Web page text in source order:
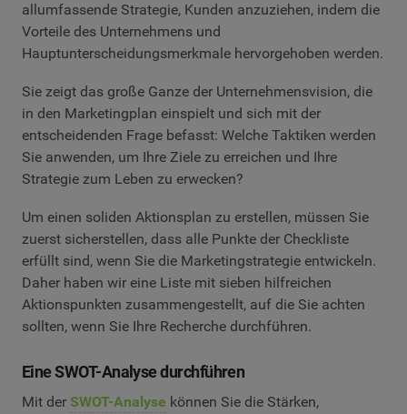
allumfassende Strategie, Kunden anzuziehen, indem die
Vorteile des Unternehmens und
Hauptunterscheidungsmerkmale hervorgehoben werden.
Sie zeigt das große Ganze der Unternehmensvision, die
in den Marketingplan einspielt und sich mit der
entscheidenden Frage befasst: Welche Taktiken werden
Sie anwenden, um Ihre Ziele zu erreichen und Ihre
Strategie zum Leben zu erwecken?
Um einen soliden Aktionsplan zu erstellen, müssen Sie
zuerst sicherstellen, dass alle Punkte der Checkliste
erfüllt sind, wenn Sie die Marketingstrategie entwickeln.
Daher haben wir eine Liste mit sieben hilfreichen
Aktionspunkten zusammengestellt, auf die Sie achten
sollten, wenn Sie Ihre Recherche durchführen.
Eine SWOT-Analyse durchführen
Mit der SWOT-Analyse können Sie die Stärken,